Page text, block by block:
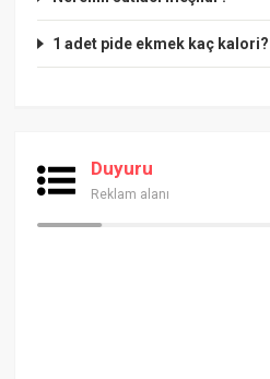
1 adet pide ekmek kaç kalori?
Duyuru
Reklam alanı